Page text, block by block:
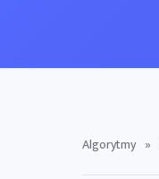
Algorytmy »